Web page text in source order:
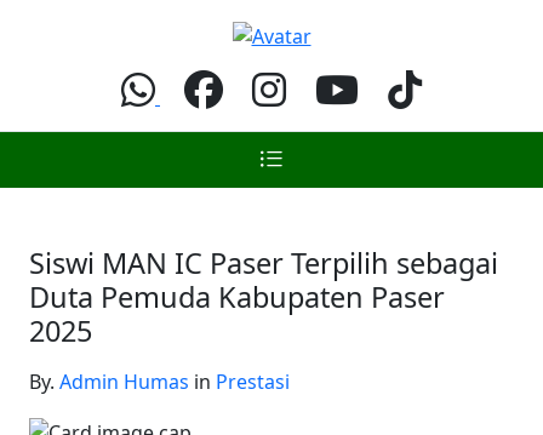
Siswi MAN IC Paser Terpilih sebagai
Duta Pemuda Kabupaten Paser
2025
By. Admin Humas in Prestasi